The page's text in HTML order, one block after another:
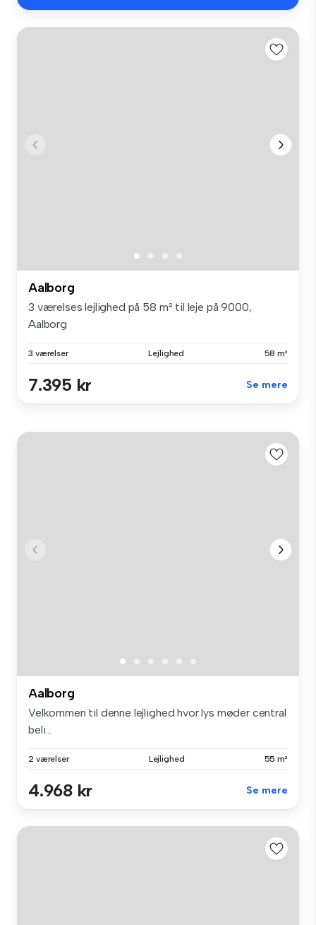
Aalborg
3 værelses lejlighed på 58 m² til leje på 9000,
Aalborg
3 værelser Lejlighed 58 m²
7.395 kr Se mere
Aalborg
Velkommen til denne lejlighed hvor lys møder central
beli...
2 værelser Lejlighed 55 m²
4.968 kr Se mere